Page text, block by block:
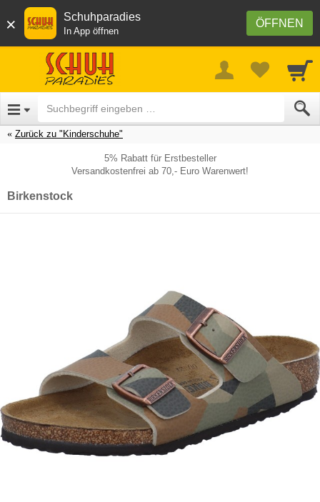
× ÖFFNEN
Schuhparadies
In App öffnen
Zurück zu "Kinderschuhe"
5% Rabatt für Erstbesteller
Versandkostenfrei ab 70,- Euro Warenwert!
Birkenstock